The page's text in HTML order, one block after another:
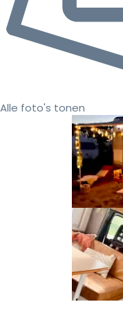
Alle foto's tonen